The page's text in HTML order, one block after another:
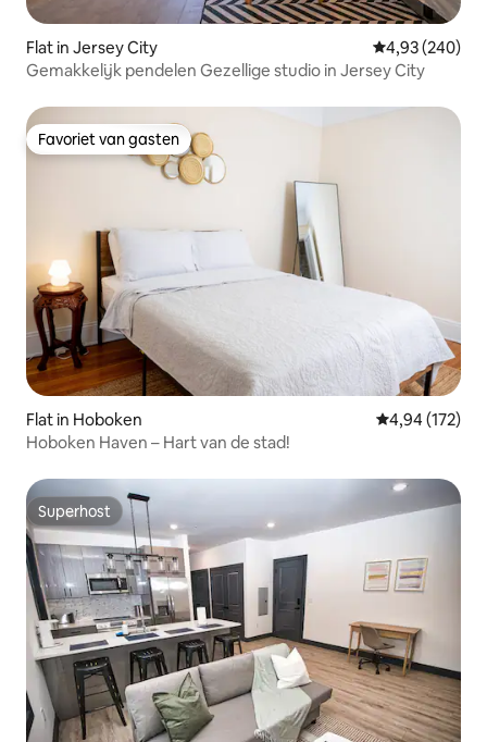
Flat in Jersey City Gemiddelde
4,93 (240)
Gemakkelijk pendelen Gezellige studio in Jersey City
Favoriet van gasten
Favoriet van gasten
Flat in Hoboken Gemiddelde
4,94 (172)
Hoboken Haven – Hart van de stad!
Superhost
Superhost